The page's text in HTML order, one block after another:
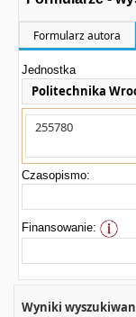
Formularz autora
Jednostka
Politechnika
Czasopismo:
Finansowanie:
Wyniki